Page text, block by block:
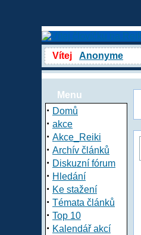
Vítej Anonyme
Menu
· Domů
· akce
· Akce_Reiki
· Archív článků
· Diskuzní fórum
· Hledání
· Ke stažení
· Témata článků
· Top 10
· Kalendář akcí